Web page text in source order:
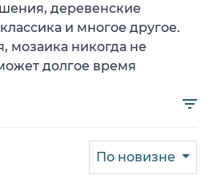
деревенские
и многое другое.
мозаика никогда не
долгое время
По новизне